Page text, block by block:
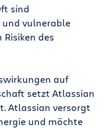
sind
und vulnerable
des
auf
setzt Atlassian
Atlassian versorgt
und möchte